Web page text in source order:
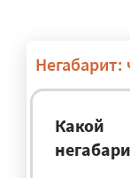
Негабарит: